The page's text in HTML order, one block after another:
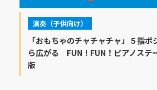
演奏（子供向け）
「おもちゃのチャチャチャ」５指ポ
ら広がる FUN！FUN！ピアノス
版